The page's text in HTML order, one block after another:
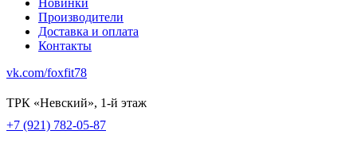
Новинки
Производители
Доставка и оплата
Контакты
vk.com/foxfit78
ТРК «Невский», 1-й этаж
+7 (921) 782-05-87